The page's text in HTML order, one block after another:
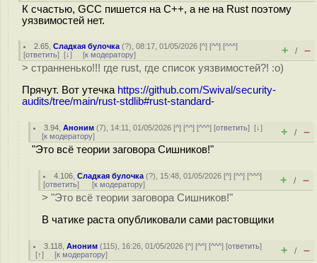
К счастью, GCC пишется на C++, а не на Rust поэтому
уязвимостей нет.
2.65 ,Сладкая булочка (?), 08:17, 01/05/2026 [^] [^^] [^^^]
[ответить] [↓] [к модератору] + / –
> странненько!!! где rust, где список уязвимостей?! :о)
Прячут. Вот утечка https://github.com/Swival/security-
audits/tree/main/rust-stdlib#rust-standard-
3.94 ,Аноним (7), 14:11, 01/05/2026 [^] [^^] [^^^] [ответить][↓]
[к модератору] + / –
"Это всё теории заговора Сишников!"
4.106 ,Сладкая булочка (?), 15:48, 01/05/2026 [^] [^^] [^^^]
[ответить] [к модератору] + / –
> "Это всё теории заговора Сишников!"
В чатике раста опубликовали сами растовщики
3.118 ,Аноним (115), 16:26, 01/05/2026 [^] [^^] [^^^] [ответить]
[↑] [к модератору] + / –